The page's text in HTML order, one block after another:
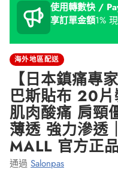
使用轉數快 /
享訂單金額1%
海外地區配送
【日本鎮痛專
巴斯貼布 20
肌肉酸痛 肩頸
薄透 強力滲透
MALL 官方正
通過 Salonpas